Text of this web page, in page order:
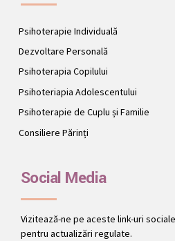
Psihoterapie Individuală
Dezvoltare Personală
Psihoterapia Copilului
Psihoteriapia Adolescentului
Psihoterapie de Cuplu și Familie
Consiliere Părinți
Social Media
Vizitează-ne pe aceste link-uri
pentru actualizări regulate.